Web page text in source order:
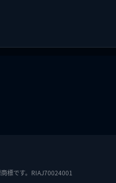
標です。RIAJ70024001